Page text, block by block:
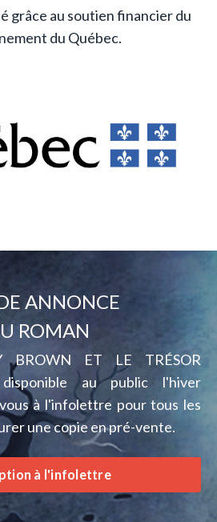
grâce au soutien financier du
du Québec.
ANNONCE
ROMAN
BROWN ET LE TRÉSOR
au public l'hiver
à l'infolettre pour tous les
une copie en pré-vente.
à l'infolettre